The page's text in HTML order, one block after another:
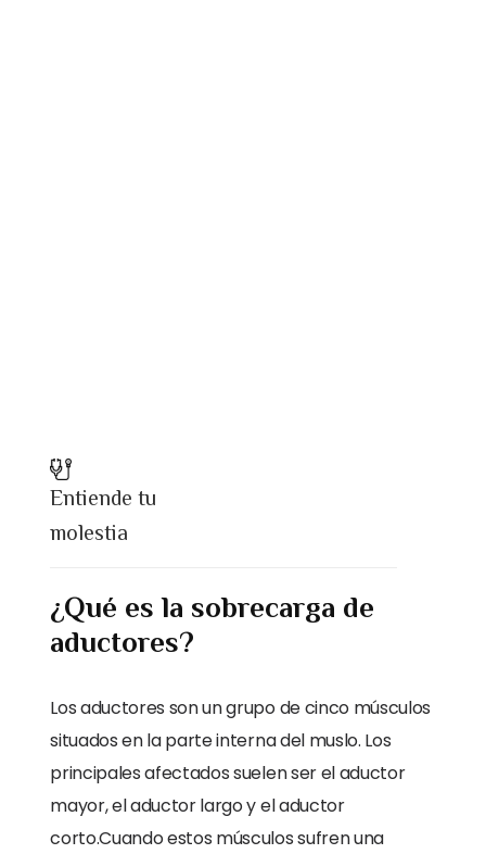
Entiende tu
molestia
¿Qué es la sobrecarga de
aductores?
Los aductores son un grupo de cinco músculos
situados en la parte interna del muslo. Los
principales afectados suelen ser el aductor
mayor, el aductor largo y el aductor
corto.Cuando estos músculos sufren una